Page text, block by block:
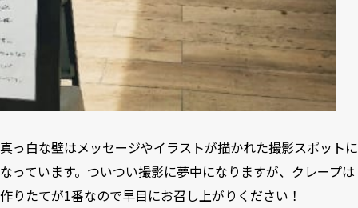
真っ白な壁はメッセージやイラストが描かれた撮影スポットに
なっています。ついつい撮影に夢中になりますが、クレープは
作りたてが1番なので早目にお召し上がりください！